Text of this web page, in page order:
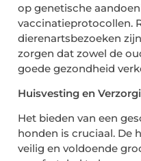
op genetische
vaccinatieprotocollen.
dierenartsbezoeken
zorgen dat zowel de
goede gezondheid
Huisvesting en
Het bieden van een
honden is cruciaal. De
veilig en voldoende